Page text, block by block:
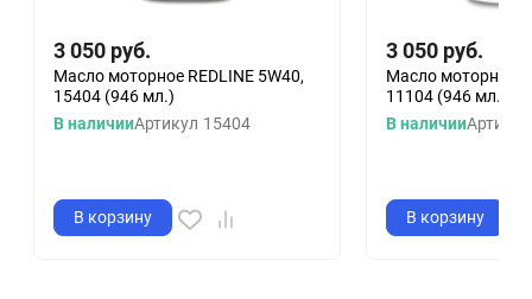
3 050 руб.
Масло моторное REDLINE 5W40,
15404 (946 мл.)
В наличииАртикул 15404
В корзину
3 050 руб.
Масло моторное
11104 (946 мл.)
В наличииАртикул
В корзину